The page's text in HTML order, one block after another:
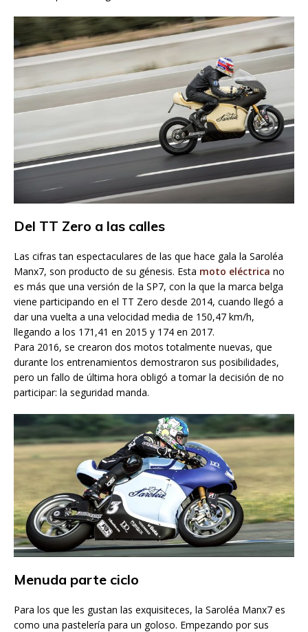
Del TT Zero a las calles
Las cifras tan espectaculares de las que hace gala la Saroléa
Manx7, son producto de su génesis. Esta moto eléctrica no
es más que una versión de la SP7, con la que la marca belga
viene participando en el TT Zero desde 2014, cuando llegó a
dar una vuelta a una velocidad media de 150,47 km/h,
llegando a los 171,41 en 2015 y 174 en 2017.
Para 2016, se crearon dos motos totalmente nuevas, que
durante los entrenamientos demostraron sus posibilidades,
pero un fallo de última hora obligó a tomar la decisión de no
participar: la seguridad manda.
Menuda parte ciclo
Para los que les gustan las exquisiteces, la Saroléa Manx7 es
como una pastelería para un goloso. Empezando por sus